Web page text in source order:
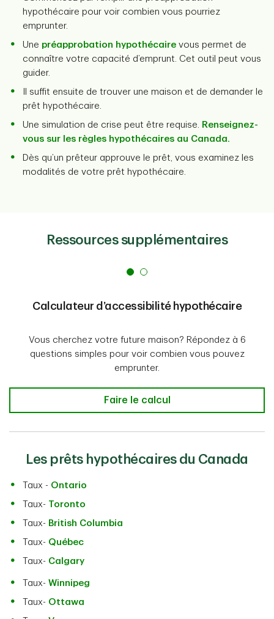
hypothécaire pour voir combien vous pourriez
emprunter.
Une préapprobation hypothécaire vous permet de
connaître votre capacité d’emprunt. Cet outil peut vous
guider.
Il suffit ensuite de trouver une maison et de demander le
prêt hypothécaire.
Une simulation de crise peut être requise.
Renseignez-
vous sur les règles hypothécaires au Canada.
Dès qu’un prêteur approuve le prêt, vous examinez les
modalités de votre prêt hypothécaire.
Ressources supplémentaires
Calculateur d’accessibilité hypothécaire
Vous cherchez votre future maison? Répondez à 6
questions simples pour voir combien vous pouvez
emprunter.
Calculateur d’accessibilité
Faire le calcul
Les prêts hypothécaires du Canada
Taux - Ontario
Taux- Toronto
Taux- British Columbia
Taux- Québec
Taux- Calgary
Taux- Winnipeg
Taux- Ottawa